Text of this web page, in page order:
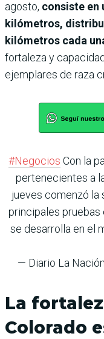
agosto, consiste en
kilómetros,
kilómetros cada
fortaleza y
ejemplares de raza
#Negocios Con la
pertenecientes a
jueves comenzó la
principales pruebas
se desarrolla en el
— Diario La
La
Colorado